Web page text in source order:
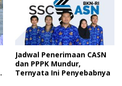
Jadwal Penerimaan CASN
dan PPPK Mundur,
Ternyata Ini Penyebabnya